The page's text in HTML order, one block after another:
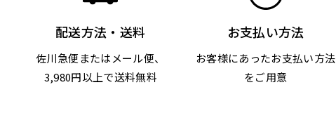
配送方法・送料
佐川急便またはメール便、
3,980円以上で送料無料
お支払い方法
お客様にあったお支払い方法
をご用意